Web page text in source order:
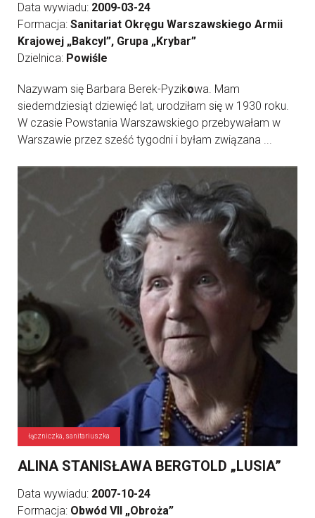
Data wywiadu: 2009-03-24
Formacja: Sanitariat Okręgu Warszawskiego Armii
Krajowej „Bakcyl”, Grupa „Krybar”
Dzielnica: Powiśle
Nazywam się Barbara Berek-Pyzikowa. Mam
siedemdziesiąt dziewięć lat, urodziłam się w 1930 roku.
W czasie Powstania Warszawskiego przebywałam w
Warszawie przez sześć tygodni i byłam związana ...
łączniczka, sanitariuszka
ALINA STANISŁAWA BERGTOLD „LUSIA”
Data wywiadu: 2007-10-24
Formacja: Obwód VII „Obroża”